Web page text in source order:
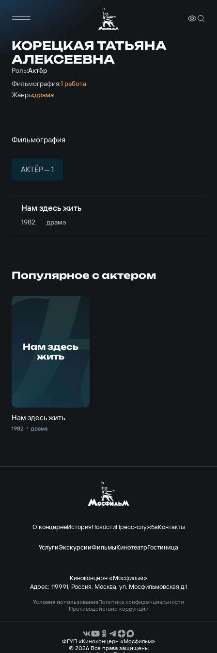
КОРЕЦКАЯ ТАТЬЯНА
АЛЕКСЕЕВНА
Роль:Актёр
Фильмография:1 работа
Жанры:драма
Фильмография
АКТЁР — 1
Нам здесь жить
1982 драма
Популярное с актером
Нам здесь
жить
Нам здесь жить
1982 драма
О концернеИсторияНовостиПресс-службаКонтакты
УслугиЭкскурсииФильмыКинотеатрГостиница
Киноконцерн «Мосфильм»
Адрес: 119991, Россия, Москва, ул. Мосфильмовская д.1
Условия использованияПолитика конфиденциальности
Противодействие коррупции
ФГУП «Киноконцерн «Мосфильм»
© 2026 Все права защищены